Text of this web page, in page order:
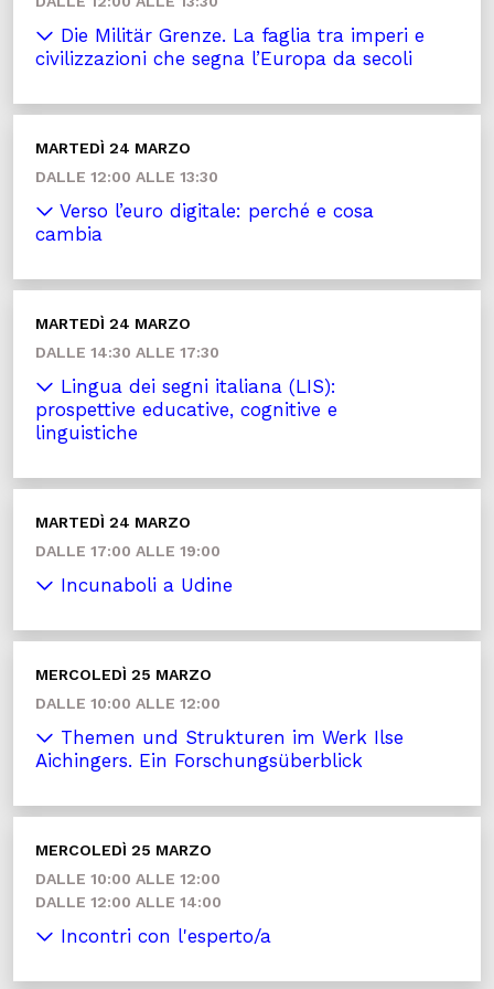
Die Militär Grenze. La faglia tra imperi e
civilizzazioni che segna l’Europa da secoli
MARTEDÌ 24 MARZO
DALLE 12:00 ALLE 13:30
Verso l’euro digitale: perché e cosa
cambia
MARTEDÌ 24 MARZO
DALLE 14:30 ALLE 17:30
Lingua dei segni italiana (LIS):
prospettive educative, cognitive e
linguistiche
MARTEDÌ 24 MARZO
DALLE 17:00 ALLE 19:00
Incunaboli a Udine
MERCOLEDÌ 25 MARZO
DALLE 10:00 ALLE 12:00
Themen und Strukturen im Werk Ilse
Aichingers. Ein Forschungsüberblick
MERCOLEDÌ 25 MARZO
DALLE 10:00 ALLE 12:00
DALLE 12:00 ALLE 14:00
Incontri con l'esperto/a